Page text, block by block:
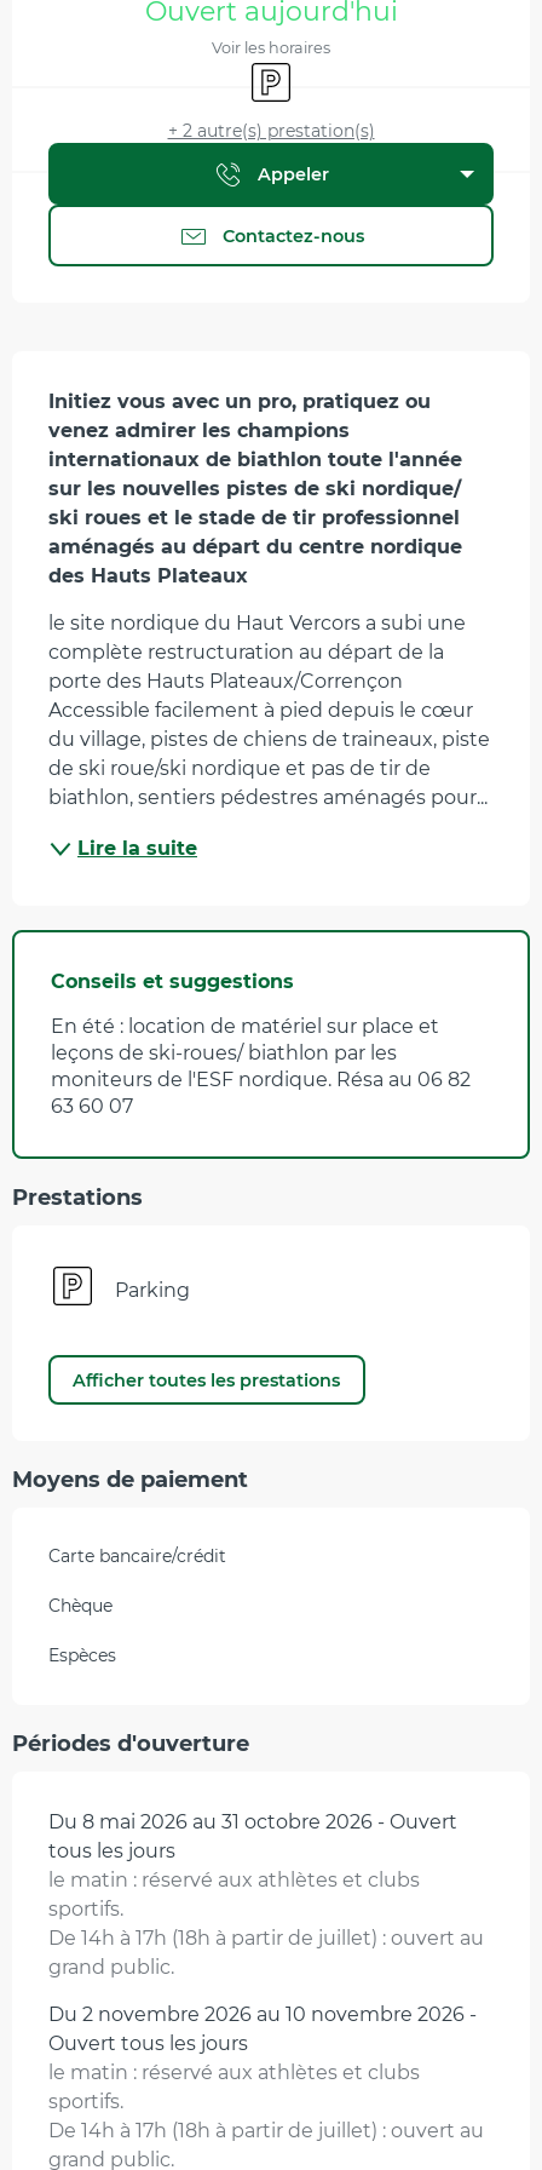
Ouvert aujourd'hui
Voir les horaires
Parking
+ 2 autre(s) prestation(s)
Appeler
Contactez-nous
Description
Initiez vous avec un pro, pratiquez ou
venez admirer les champions
internationaux de biathlon toute l'année
sur les nouvelles pistes de ski nordique/
ski roues et le stade de tir professionnel
aménagés au départ du centre nordique
des Hauts Plateaux
le site nordique du Haut Vercors a subi une
complète restructuration au départ de la
porte des Hauts Plateaux/Corrençon
Accessible facilement à pied depuis le cœur
du village, pistes de chiens de traineaux, piste
de ski roue/ski nordique et pas de tir de
biathlon, sentiers pédestres aménagés pour...
Lire la suite
Conseils et suggestions
En été : location de matériel sur place et
leçons de ski-roues/ biathlon par les
moniteurs de l'ESF nordique. Résa au 06 82
63 60 07
Prestations
Parking
Afficher toutes les prestations
Moyens de paiement
Carte bancaire/crédit
Chèque
Espèces
Périodes d'ouverture
Du 8 mai 2026 au 31 octobre 2026 - Ouvert
tous les jours
le matin : réservé aux athlètes et clubs
sportifs.
De 14h à 17h (18h à partir de juillet) : ouvert au
grand public.
Du 2 novembre 2026 au 10 novembre 2026 -
Ouvert tous les jours
le matin : réservé aux athlètes et clubs
sportifs.
De 14h à 17h (18h à partir de juillet) : ouvert au
grand public.